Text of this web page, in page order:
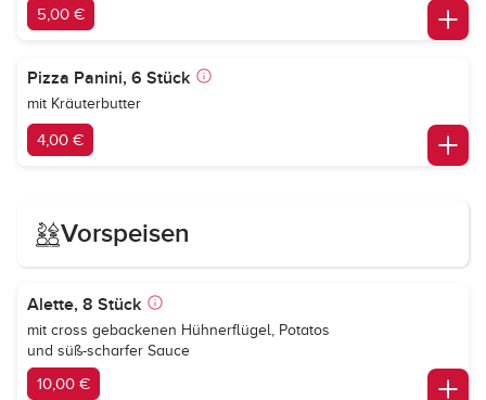
5,00 €
Pizza Panini, 6 Stück
mit Kräuterbutter
4,00 €
Vorspeisen
Alette, 8 Stück
mit cross gebackenen Hühnerflügel, Potatos
und süß-scharfer Sauce
10,00 €